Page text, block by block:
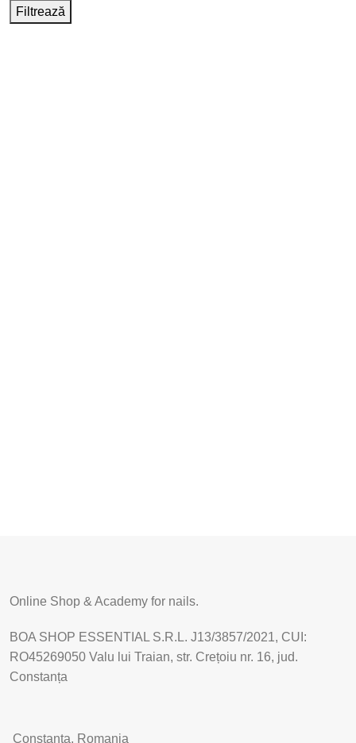
Filtrează
Online Shop & Academy for nails.
BOA SHOP ESSENTIAL S.R.L. J13/3857/2021, CUI:
RO45269050 Valu lui Traian, str. Crețoiu nr. 16, jud.
Constanța
Constanta, Romania